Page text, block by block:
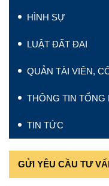
HÌNH SỰ
LUẬT ĐẤT ĐAI
QUẢN TÀI VIÊN,
THÔNG TIN TỔNG
TIN TỨC
GỬI YÊU CẦU TƯ